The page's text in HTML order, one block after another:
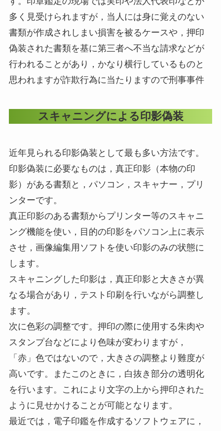
多く見受けられますが，当人には身に覚えのない
書類が作成されしまい損害を被るケースや，押印
偽装された書類を基に第三者へ不当な請求などが
行われることがあり，かなり横行しているものと
思われますが詐欺行為に当たりますので刑事事件
スキャニングによる印影偽装
近年見られる印影偽装として最も多い方法です。
印影偽装に必要なものは，真正印影（本物の印
影）がある書類と，パソコン，スキャナー，プリ
ンターです。
真正印影のある書類からプリンター等のスキャニ
ング機能を使い，目的の印影をパソコン上に表示
させ，画像編集用ソフトを使い印影のみの状態に
します。
スキャニングした印影は，真正印影と大きさが異
なる場合があり，テスト印刷を行いながら調整し
ます。
次に色彩の調整です。押印の際に使用する朱肉や
スタンプ台などにより色味が変わりますが，
「赤」色ではないので，大きさの調整より難度が
高いです。またこのときに，白抜き部分の透明化
を行います。これにより文字の上から押印された
ように見せかけることが可能となります。
最近では，電子印鑑を作成するソフトウェアに，